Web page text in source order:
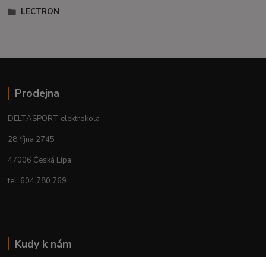
LECTRON
Prodejna
DELTASPORT elektrokola
28.října 2745
47006 Česká Lípa
tel. 604 780 769
Kudy k nám